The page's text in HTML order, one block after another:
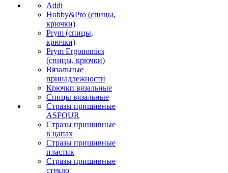
Addi
Hobby&Pro (спицы,
крючки)
Prym (спицы,
крючки)
Prym Ergonomics
(спицы, крючки)
Вязальные
принадлежности
Крючки вязальные
Спицы вязальные
Стразы пришивные
ASFOUR
Стразы пришивные
в цапах
Стразы пришивные
пластик
Стразы пришивные
стекло